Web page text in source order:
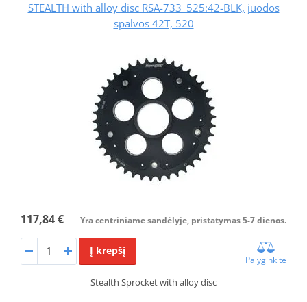
STEALTH with alloy disc RSA-733_525:42-BLK, juodos
spalvos 42T, 520
117,84 € Yra centriniame sandėlyje, pristatymas 5-7 dienos.
Į krepšį
Palyginkite
Stealth Sprocket with alloy disc